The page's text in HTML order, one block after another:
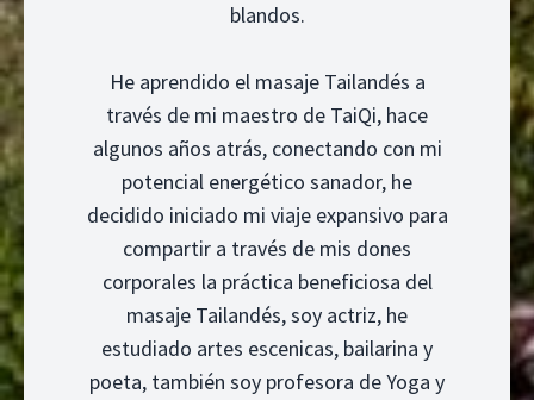
blandos.
He aprendido el masaje Tailandés a
través de mi maestro de TaiQi, hace
algunos años atrás, conectando con mi
potencial energético sanador, he
decidido iniciado mi viaje expansivo para
compartir a través de mis dones
corporales la práctica beneficiosa del
masaje Tailandés, soy actriz, he
estudiado artes escenicas, bailarina y
poeta, también soy profesora de Yoga y